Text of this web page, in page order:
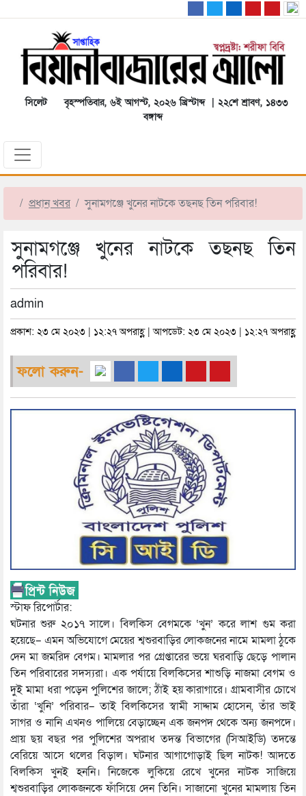
সিলেট
বৃহস্পতিবার, ৬ই আগস্ট, ২০২৬ খ্রিস্টাব্দ | ২২শে শ্রাবণ, ১৪৩৩
বঙ্গাব্দ
প্রধান খবর সুনামগঞ্জে খুনের নাটকে তছনছ তিন পরিবার!
সুনামগঞ্জে খুনের নাটকে তছনছ তিন
পরিবার!
admin
প্রকাশ: ২৩ মে ২০২৩ | ১২:২৭ অপরাহ্ণ | আপডেট: ২৩ মে ২০২৩ | ১২:২৭ অপরাহ্ণ
ফলো করুন-
স্টাফ রিপোর্টার:
ঘটনার শুরু ২০১৭ সালে। বিলকিস বেগমকে ‘খুন’ করে লাশ গুম করা
হয়েছে– এমন অভিযোগে মেয়ের শ্বশুরবাড়ির লোকজনের নামে মামলা ঠুকে
দেন মা জমরিদ বেগম। মামলার পর গ্রেপ্তারের ভয়ে ঘরবাড়ি ছেড়ে পালান
তিন পরিবারের সদস্যরা। এক পর্যায়ে বিলকিসের শাশুড়ি নাজমা বেগম ও
দুই মামা ধরা পড়েন পুলিশের জালে; ঠাঁই হয় কারাগারে। গ্রামবাসীর চোখে
তাঁরা ‘খুনি’ পরিবার– তাই বিলকিসের স্বামী সাদ্দাম হোসেন, তাঁর ভাই
সাগর ও নানি এখনও পালিয়ে বেড়াচ্ছেন এক জনপদ থেকে অন্য জনপদে।
প্রায় ছয় বছর পর পুলিশের অপরাধ তদন্ত বিভাগের (সিআইডি) তদন্তে
বেরিয়ে আসে থলের বিড়াল। ঘটনার আগাগোড়াই ছিল নাটক! আদতে
বিলকিস খুনই হননি। নিজেকে লুকিয়ে রেখে খুনের নাটক সাজিয়ে
শ্বশুরবাড়ির লোকজনকে ফাঁসিয়ে দেন তিনি। সাজানো খুনের মামলায় তিন